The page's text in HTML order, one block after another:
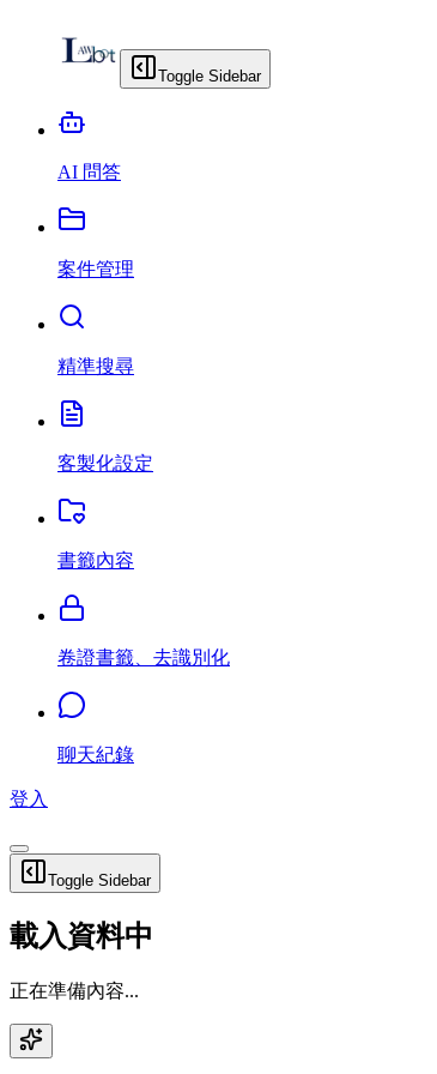
Toggle Sidebar
AI 問答
案件管理
精準搜尋
客製化設定
書籤內容
卷證書籤、去識別化
聊天紀錄
登入
Toggle Sidebar
載入資料中
正在準備內容...